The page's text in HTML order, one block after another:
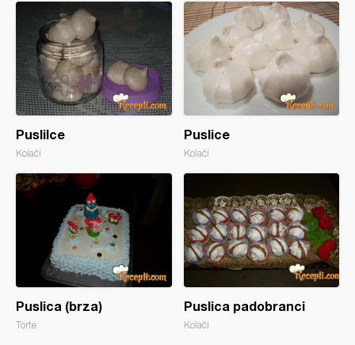
Puslilce
Kolači
Puslice
Kolači
Puslica (brza)
Torte
Puslica padobranci
Kolači